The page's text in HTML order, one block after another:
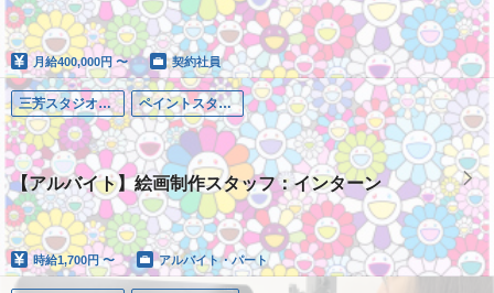
月給400,000円 〜 契約社員
三芳スタジオ（埼玉） ペイントスタッフ
【アルバイト】絵画制作スタッフ：インターン
時給1,700円 〜 アルバイト・パート